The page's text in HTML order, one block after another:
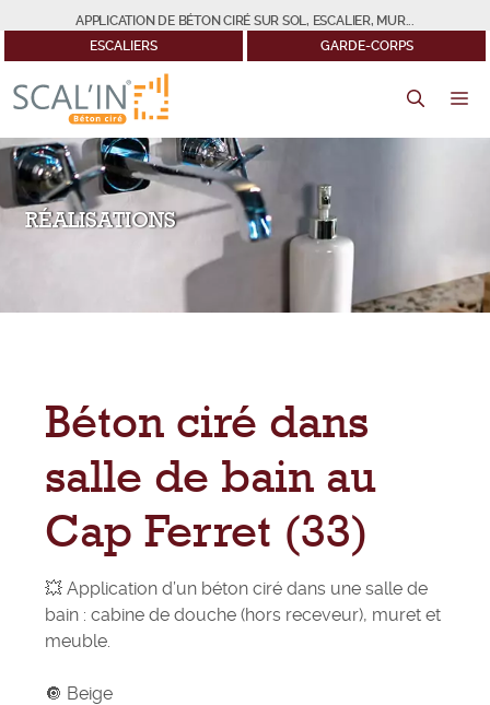
au
contenu
APPLICATION DE BÉTON CIRÉ SUR SOL, ESCALIER, MUR...
ESCALIERS
GARDE-CORPS
RÉALISATIONS
Béton ciré dans
salle de bain au
Cap Ferret (33)
💥 Application d’un béton ciré dans une salle de
bain : cabine de douche (hors receveur), muret et
meuble.
🔘 Beige